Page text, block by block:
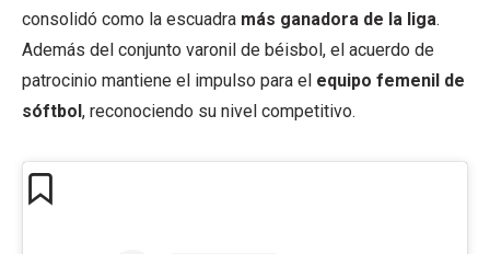
consolidó como la escuadra más ganadora de la liga.
Además del conjunto varonil de béisbol, el acuerdo de
patrocinio mantiene el impulso para el equipo femenil de
sóftbol, reconociendo su nivel competitivo.